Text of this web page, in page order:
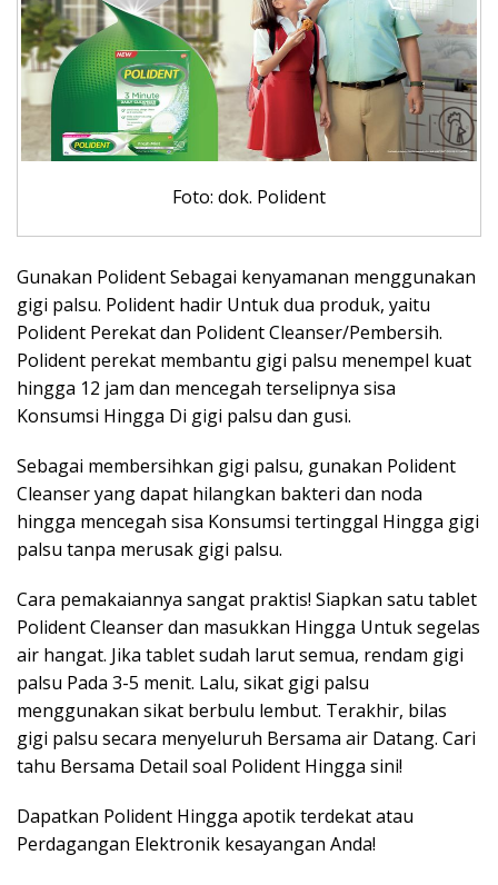
Foto: dok. Polident
Gunakan Polident Sebagai kenyamanan menggunakan
gigi palsu. Polident hadir Untuk dua produk, yaitu
Polident Perekat dan Polident Cleanser/Pembersih.
Polident perekat membantu gigi palsu menempel kuat
hingga 12 jam dan mencegah terselipnya sisa
Konsumsi Hingga Di gigi palsu dan gusi.
Sebagai membersihkan gigi palsu, gunakan Polident
Cleanser yang dapat hilangkan bakteri dan noda
hingga mencegah sisa Konsumsi tertinggal Hingga gigi
palsu tanpa merusak gigi palsu.
Cara pemakaiannya sangat praktis! Siapkan satu tablet
Polident Cleanser dan masukkan Hingga Untuk segelas
air hangat. Jika tablet sudah larut semua, rendam gigi
palsu Pada 3-5 menit. Lalu, sikat gigi palsu
menggunakan sikat berbulu lembut. Terakhir, bilas
gigi palsu secara menyeluruh Bersama air Datang. Cari
tahu Bersama Detail soal Polident Hingga sini!
Dapatkan Polident Hingga apotik terdekat atau
Perdagangan Elektronik kesayangan Anda!